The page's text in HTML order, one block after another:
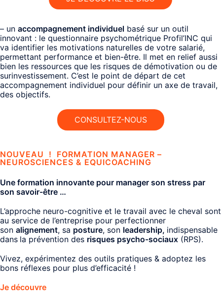
– un accompagnement individuel basé sur un outil
innovant : le questionnaire psychométrique Profil’INC qui
va identifier les motivations naturelles de votre salarié,
permettant performance et bien-être. Il met en relief aussi
bien les ressources que les risques de démotivation ou de
surinvestissement. C’est le point de départ de cet
accompagnement individuel pour définir un axe de travail,
des objectifs.
CONSULTEZ-NOUS
NOUVEAU !
FORMATION MANAGER –
NEUROSCIENCES & EQUICOACHING
Une formation innovante pour manager son stress par
son savoir-être …
L’approche neuro-cognitive et le travail avec le cheval sont
au service de l’entreprise pour perfectionner
son alignement, sa posture, son leadership, indispensable
dans la prévention des risques psycho-sociaux (RPS).
Vivez, expérimentez des outils pratiques & adoptez les
bons réflexes pour plus d’efficacité !
Je découvre